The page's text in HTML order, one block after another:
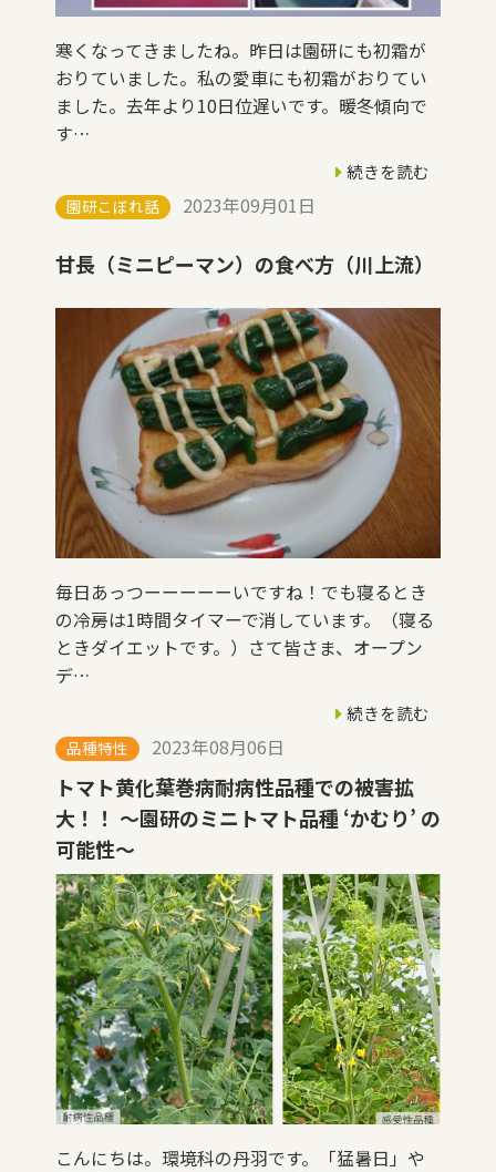
寒くなってきましたね。昨日は園研にも初霜が
おりていました。私の愛車にも初霜がおりてい
ました。去年より10日位遅いです。暖冬傾向で
す…
続きを読む
園研こぼれ話 2023年09月01日
甘長（ミニピーマン）の食べ方（川上流）
毎日あっつーーーーーいですね！でも寝るとき
の冷房は1時間タイマーで消しています。（寝る
ときダイエットです。）さて皆さま、オープン
デ…
続きを読む
品種特性 2023年08月06日
トマト黄化葉巻病耐病性品種での被害拡
大！！ 〜園研のミニトマト品種 ‘かむり’ の
可能性〜
こんにちは。環境科の丹羽です。「猛暑日」や